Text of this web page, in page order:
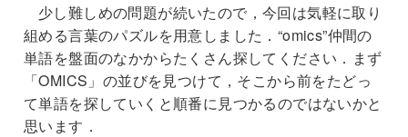
少し難しめの問題が続いたので，今回は気軽に取り
組める言葉のパズルを用意しました．“omics”仲間の
単語を盤面のなかからたくさん探してください．まず
「OMICS」の並びを見つけて，そこから前をたどっ
て単語を探していくと順番に見つかるのではないかと
思います．